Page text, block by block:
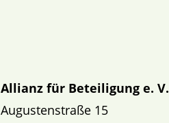
Allianz für Beteiligung e. V.
Augustenstraße 15